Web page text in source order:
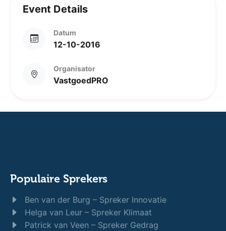
Event Details
Datum
12-10-2016
Organisator
VastgoedPRO
Populaire Sprekers
Ben van der Burg – Spreker Innovatie
Helga van Leur – Spreker Klimaat
Patrick van Veen – Spreker Gedrag